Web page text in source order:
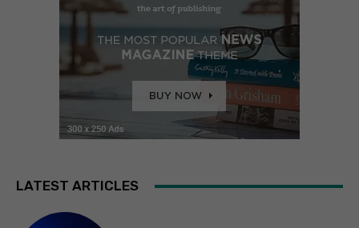
LATEST ARTICLES